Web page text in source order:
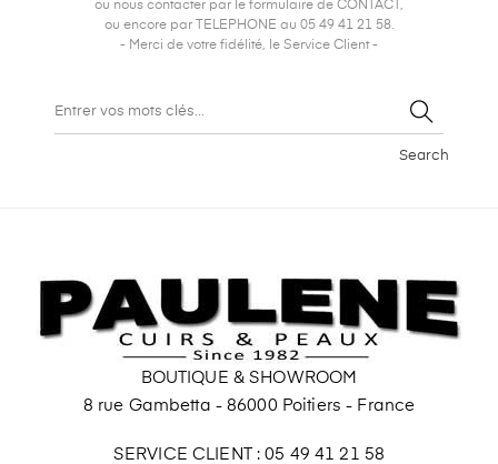
ou nous contacter par le formulaire de CONTACT,
ou encore par TELEPHONE au 05 49 41 21 58.
- Merci de votre fidélité, le Service Client -
Search
BOUTIQUE & SHOWROOM
8 rue Gambetta - 86000 Poitiers - France
SERVICE CLIENT : 05 49 41 21 58